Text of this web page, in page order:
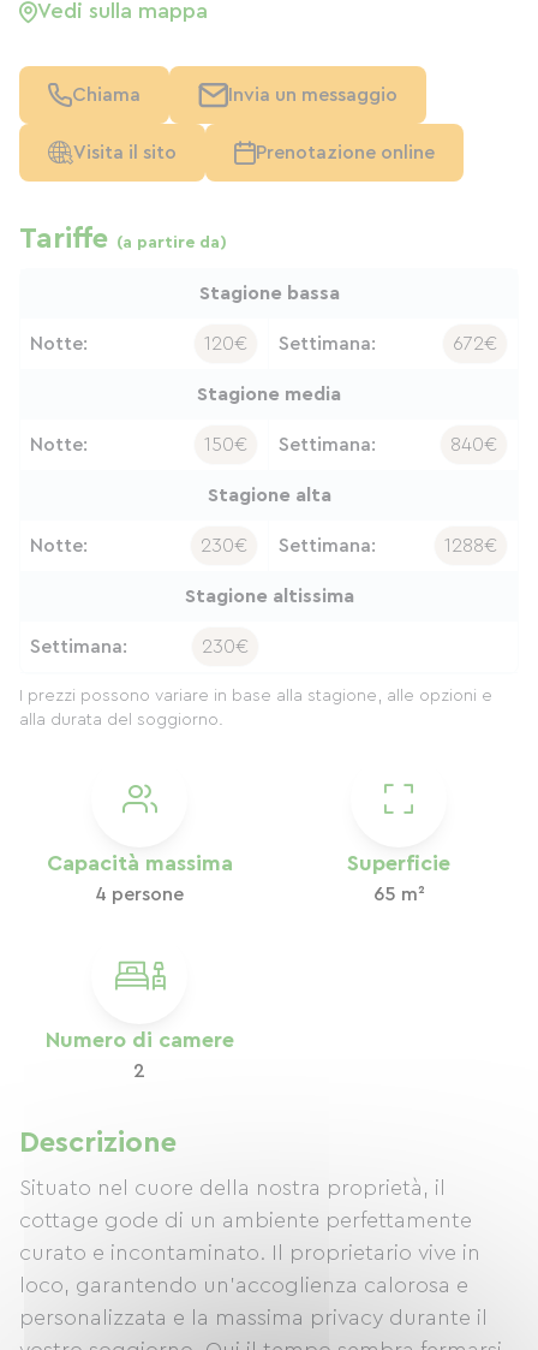
Capacità massima
4 persone
Superficie
65 m²
Numero di camere
2
Descrizione
Situato nel cuore della nostra proprietà, il
cottage gode di un ambiente perfettamente
curato e incontaminato. Il proprietario vive in
loco, garantendo un'accoglienza calorosa e
personalizzata e la massima privacy durante il
Vedi sulla mappa
Chiama Invia un messaggio
Visita il sito Prenotazione online
Tariffe (a partire da)
Stagione bassa
Notte: 120€ Settimana: 672€
Stagione media
Notte: 150€ Settimana: 840€
Stagione alta
Notte: 230€ Settimana: 1288€
Stagione altissima
Settimana: 230€
I prezzi possono variare in base alla stagione, alle opzioni e
alla durata del soggiorno.